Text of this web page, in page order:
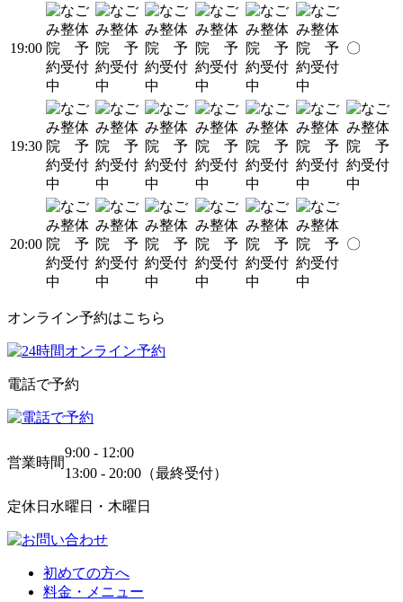
19:00 〇
19:30
20:00 〇
オンライン予約はこちら
電話で予約
営業時間
9:00 - 12:00
13:00 - 20:00（最終受付）
定休日 水曜日・木曜日
初めての方へ
料金・メニュー